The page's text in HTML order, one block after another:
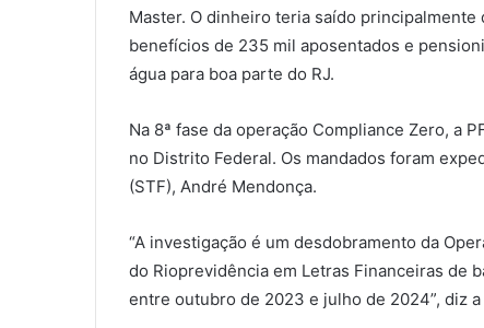
Master. O dinheiro teria saído
benefícios de 235 mil aposentados e
água para boa parte do RJ.
Na 8ª fase da operação Compliance Zero, a
no Distrito Federal. Os mandados foram
(STF), André Mendonça.
“A investigação é um desdobramento da
do Rioprevidência em Letras Financeiras de
entre outubro de 2023 e julho de 2024”, diz